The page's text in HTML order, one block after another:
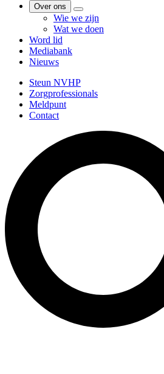
Over ons
Wie we zijn
Wat we doen
Word lid
Mediabank
Nieuws
Steun NVHP
Zorgprofessionals
Meldpunt
Contact